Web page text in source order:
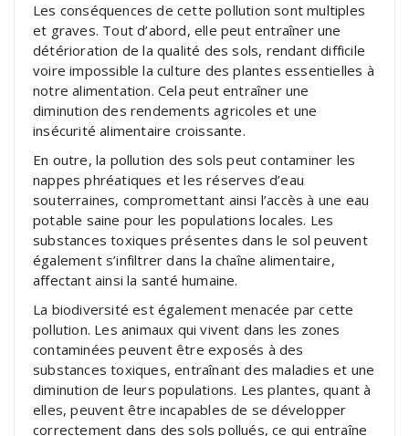
Les conséquences de cette pollution sont multiples
et graves. Tout d’abord, elle peut entraîner une
détérioration de la qualité des sols, rendant difficile
voire impossible la culture des plantes essentielles à
notre alimentation. Cela peut entraîner une
diminution des rendements agricoles et une
insécurité alimentaire croissante.
En outre, la pollution des sols peut contaminer les
nappes phréatiques et les réserves d’eau
souterraines, compromettant ainsi l’accès à une eau
potable saine pour les populations locales. Les
substances toxiques présentes dans le sol peuvent
également s’infiltrer dans la chaîne alimentaire,
affectant ainsi la santé humaine.
La biodiversité est également menacée par cette
pollution. Les animaux qui vivent dans les zones
contaminées peuvent être exposés à des
substances toxiques, entraînant des maladies et une
diminution de leurs populations. Les plantes, quant à
elles, peuvent être incapables de se développer
correctement dans des sols pollués, ce qui entraîne